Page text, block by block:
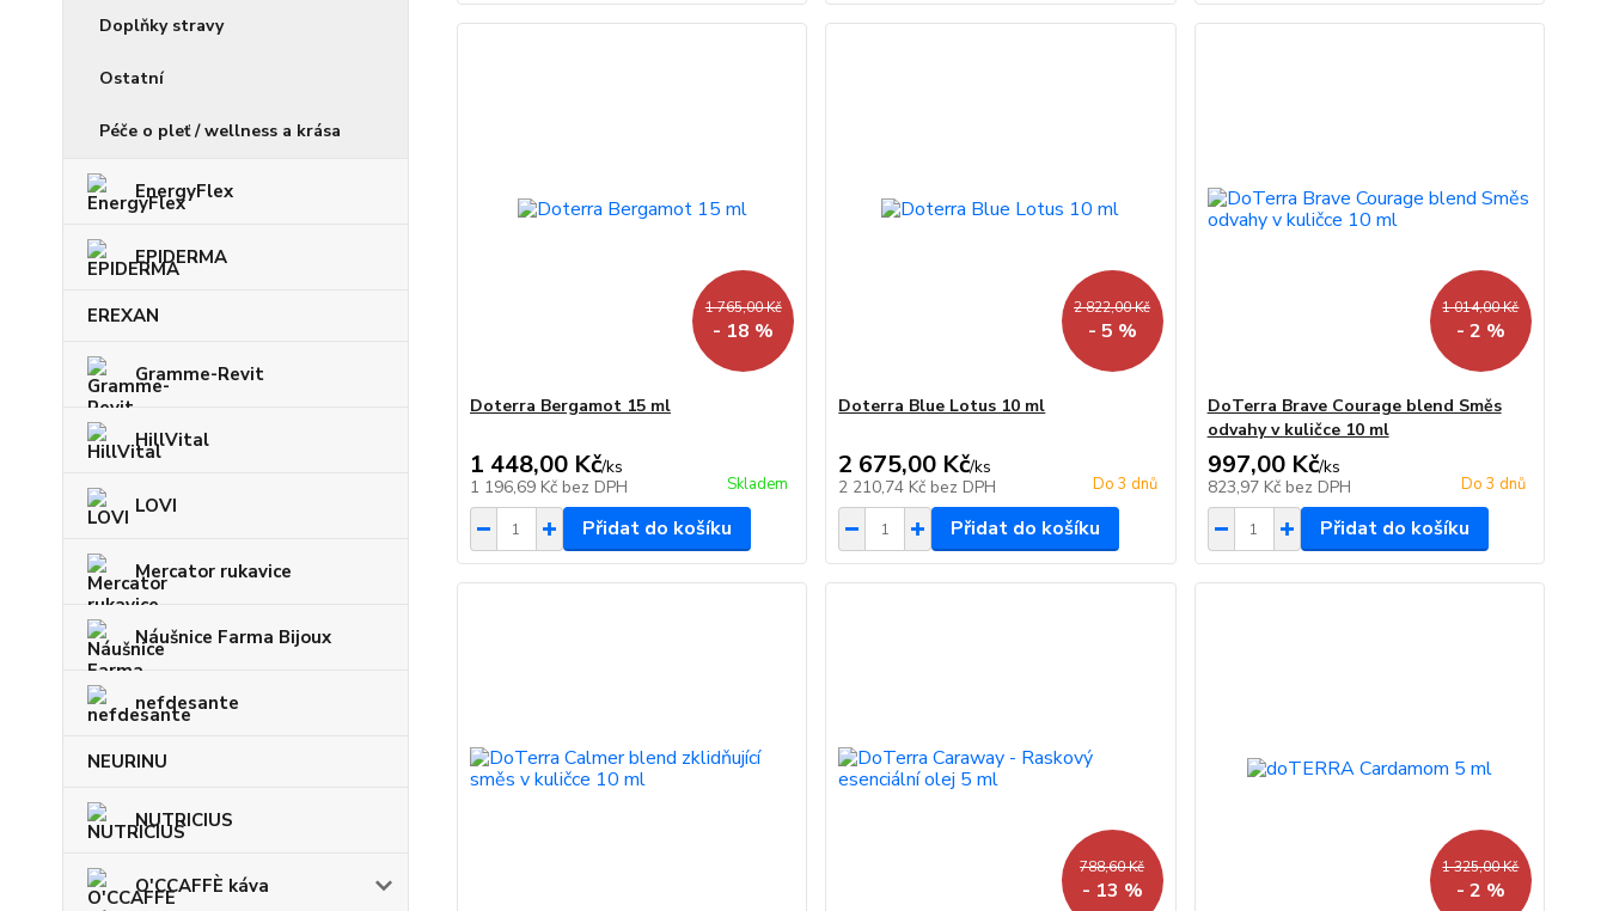
Doplňky stravy
Ostatní
Péče o pleť / wellness a krása
EnergyFlex
EPIDERMA
EREXAN
Gramme-Revit
HillVital
LOVI
Mercator rukavice
Náušnice Farma Bijoux
nefdesante
NEURINU
NUTRICIUS
O'CCAFFÈ káva
1 765,00 Kč
- 18 %
Doterra Bergamot 15 ml
1 448,00 Kč/ks
1 196,69 Kč bez DPH Skladem
Přidat do košíku
2 822,00 Kč
- 5 %
Doterra Blue Lotus 10 ml
2 675,00 Kč/ks
2 210,74 Kč bez DPH Do 3 dnů
Přidat do košíku
1 014,00 Kč
- 2 %
DoTerra Brave Courage blend Směs
odvahy v kuličce 10 ml
997,00 Kč/ks
823,97 Kč bez DPH Do 3 dnů
Přidat do košíku
788,60 Kč
- 13 %
1 325,00 Kč
- 2 %